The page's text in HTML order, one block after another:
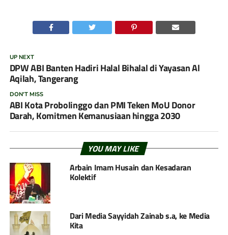
UP NEXT
DPW ABI Banten Hadiri Halal Bihalal di Yayasan Al
Aqilah, Tangerang
DON'T MISS
ABI Kota Probolinggo dan PMI Teken MoU Donor
Darah, Komitmen Kemanusiaan hingga 2030
YOU MAY LIKE
Arbain Imam Husain dan Kesadaran
Kolektif
Dari Media Sayyidah Zainab s.a, ke Media
Kita